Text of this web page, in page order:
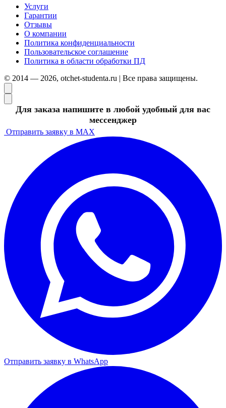
Услуги
Гарантии
Отзывы
О компании
Политика конфиденциальности
Пользовательское соглашение
Политика в области обработки ПД
© 2014 — 2026, otchet-studenta.ru | Все права защищены.
Для заказа напишите в любой удобный для вас
мессенджер
Отправить заявку в MAX
Отправить заявку в WhatsApp